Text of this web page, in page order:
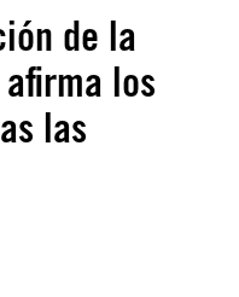
de la
los
las